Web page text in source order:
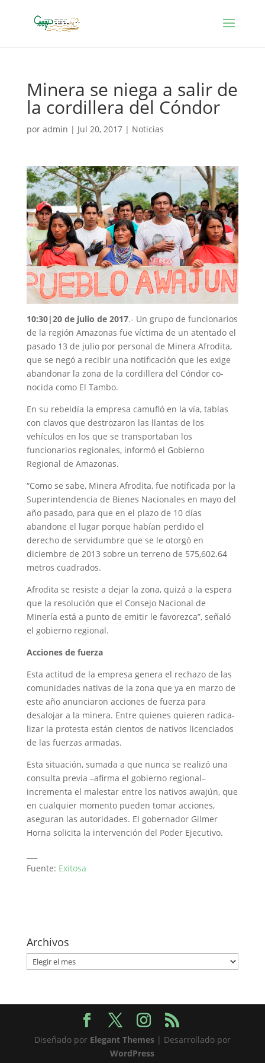
Minera se niega a salir de
la cordillera del Cóndor
por admin | Jul 20, 2017| Noticias
10:30|20 de julio de 2017.- Un grupo de funcionarios
de la región Amazonas fue vícti­ma de un atentado el
pasado 13 de julio por personal de Minera Afrodita,
que se negó a recibir una notificación que les exige
abandonar la zona de la cordillera del Cóndor co­
nocida como El Tambo.
En su rebeldía la empresa camufló en la vía, tablas
con clavos que destrozaron las llantas de los
vehículos en los que se trans­portaban los
funcionarios re­gionales, informó el Gobierno
Regional de Amazonas.
“Como se sabe, Minera Afro­dita, fue notificada por la
Superintendencia de Bienes Nacionales en mayo del
año pasado, para que en el plazo de 10 días
abandone el lugar porque habían perdido el
derecho de servidumbre que se le otorgó en
diciembre de 2013 sobre un terreno de 575,602.64
metros cuadrados.
Afrodita se resiste a dejar la zona, quizá a la espera
que la resolución que el Consejo Na­cional de
Minería está a punto de emitir le favorezca”, señaló
el gobierno regional.
Acciones de fuerza
Esta actitud de la empresa genera el rechazo de las
co­munidades nativas de la zona que ya en marzo de
este año anunciaron acciones de fuer­za para
desalojar a la minera. Entre quienes quieren radica­
lizar la protesta están cientos de nativos licenciados
de las fuerzas armadas.
Esta situación, sumada a que nunca se realizó una
consulta previa –afirma el go­bierno regional–
incrementa el malestar entre los nativos awajún, que
en cualquier momento pueden tomar acciones,
aseguran las autori­dades. El gobernador Gilmer
Horna solicita la intervención del Poder Ejecutivo.
Fuente: Exitosa
Archivos
Archivos
Diseñado por Elegant Themes| Desarrollado por
WordPress